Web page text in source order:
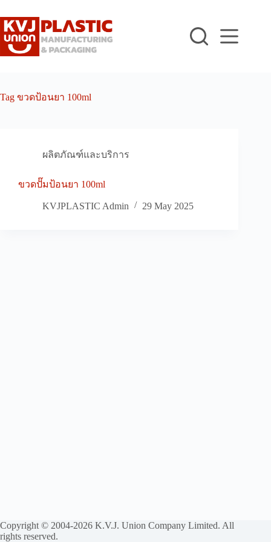
to
content
Tag ขวดป้อนยา 100ml
ผลิตภัณฑ์และบริการ
ขวดปั๊มป้อนยา 100ml
KVJPLASTIC Admin 29 May 2025
Copyright © 2004-2026 K.V.J. Union Company Limited. All
rights reserved.